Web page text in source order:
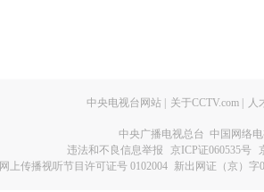
中央电视台网站 关于CCTV.com 人
中央广播电视总台 中国网络
违法和不良信息举报
京ICP证060535号
网上传播视听节目许可证号 0102004 新出网证（京）